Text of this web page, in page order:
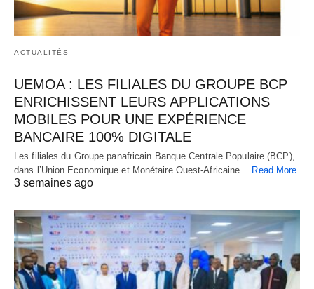
ACTUALITÉS
UEMOA : LES FILIALES DU GROUPE BCP
ENRICHISSENT LEURS APPLICATIONS
MOBILES POUR UNE EXPÉRIENCE
BANCAIRE 100% DIGITALE
Les filiales du Groupe panafricain Banque Centrale Populaire (BCP),
dans l’Union Economique et Monétaire Ouest-Africaine… Read More
3 semaines ago